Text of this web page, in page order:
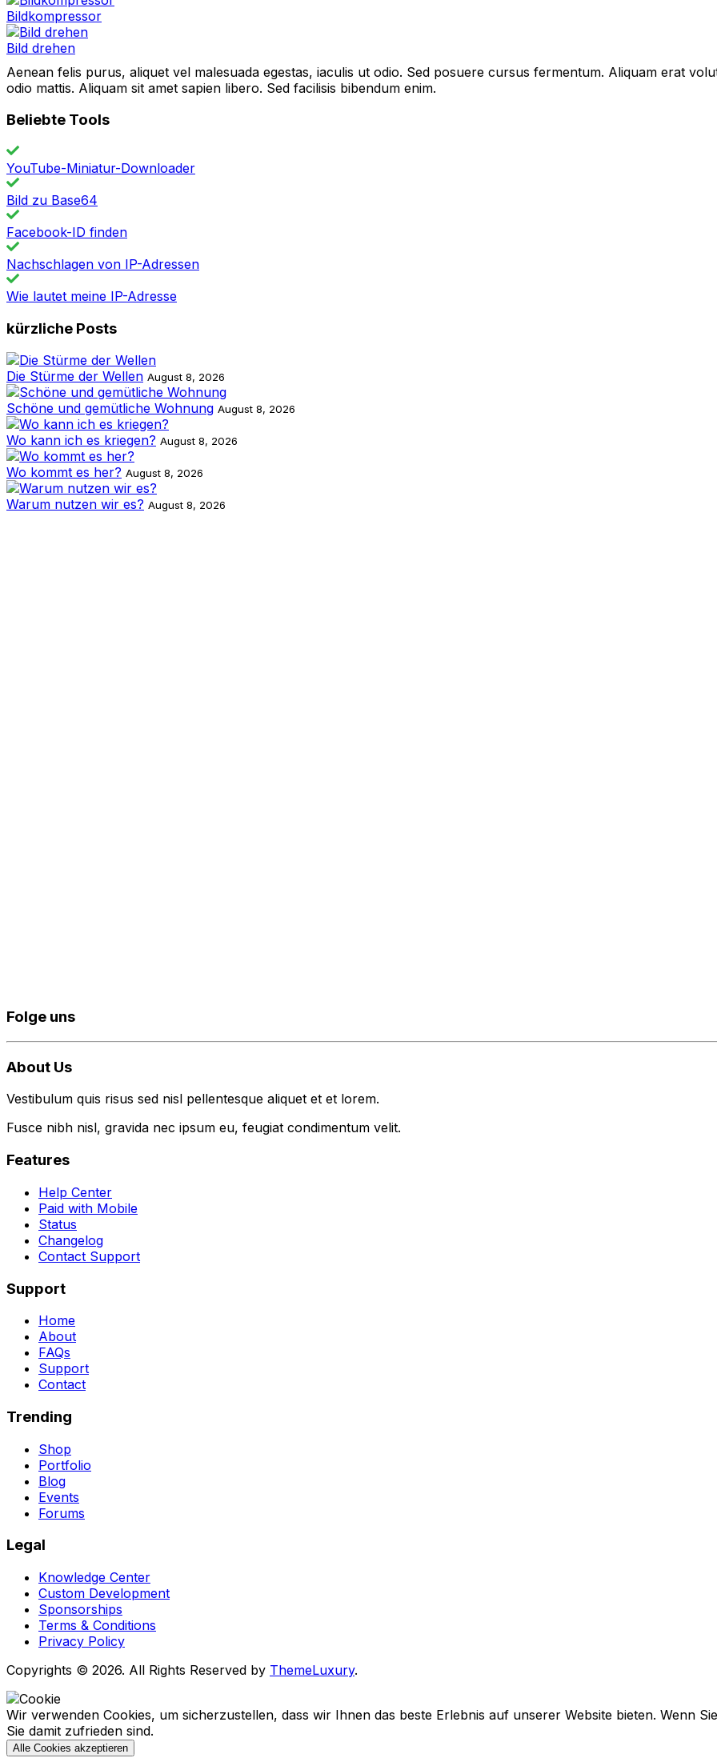
Bildkompressor
Bild drehen
Aenean felis purus, aliquet vel malesuada egestas, iaculis ut odio. Sed posuere cursus fermentum. Aliquam erat
odio mattis. Aliquam sit amet sapien libero. Sed facilisis bibendum enim.
Beliebte Tools
YouTube-Miniatur-Downloader
Bild zu Base64
Facebook-ID finden
Nachschlagen von IP-Adressen
Wie lautet meine IP-Adresse
kürzliche Posts
Die Stürme der Wellen August 8, 2026
Schöne und gemütliche Wohnung August 8, 2026
Wo kann ich es kriegen? August 8, 2026
Wo kommt es her? August 8, 2026
Warum nutzen wir es? August 8, 2026
Folge uns
About Us
Vestibulum quis risus sed nisl pellentesque aliquet et et lorem.
Fusce nibh nisl, gravida nec ipsum eu, feugiat condimentum velit.
Features
Help Center
Paid with Mobile
Status
Changelog
Contact Support
Support
Home
About
FAQs
Support
Contact
Trending
Shop
Portfolio
Blog
Events
Forums
Legal
Knowledge Center
Custom Development
Sponsorships
Terms & Conditions
Privacy Policy
Copyrights © 2026. All Rights Reserved by ThemeLuxury.
Wir verwenden Cookies, um sicherzustellen, dass wir Ihnen das beste Erlebnis auf unserer Website bieten. Wenn
Sie damit zufrieden sind.
Alle Cookies akzeptieren